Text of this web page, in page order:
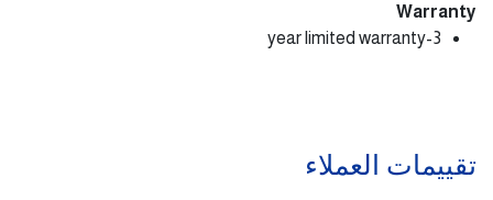
Warranty
3-year limited warranty
تقييمات العملاء